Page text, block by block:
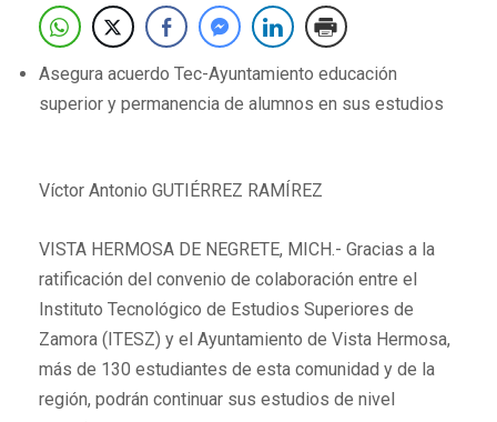
Asegura acuerdo Tec-Ayuntamiento educación
superior y permanencia de alumnos en sus estudios
Víctor Antonio GUTIÉRREZ RAMÍREZ
VISTA HERMOSA DE NEGRETE, MICH.- Gracias a la
ratificación del convenio de colaboración entre el
Instituto Tecnológico de Estudios Superiores de
Zamora (ITESZ) y el Ayuntamiento de Vista Hermosa,
más de 130 estudiantes de esta comunidad y de la
región, podrán continuar sus estudios de nivel